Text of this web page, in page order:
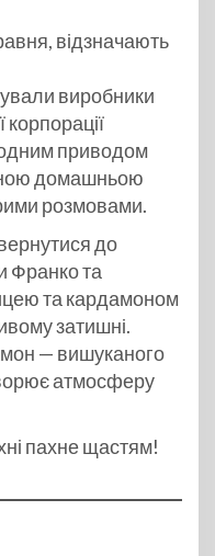
відзначають
виробники
приводом
домашньою
розмовами.
до
Франко та
та кардамоном
затишні.
— вишуканого
атмосферу
пахне щастям!